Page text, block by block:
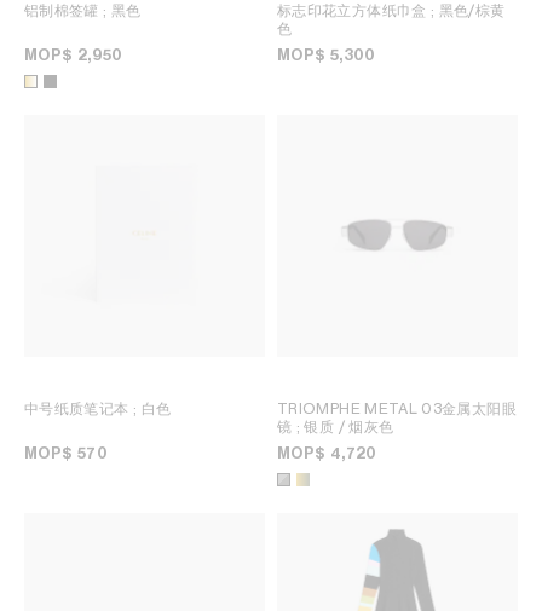
铝制棉签罐 ; 黑色
MOP$ 2,950
标志印花立方体纸巾盒 ; 黑色/棕黄
色
MOP$ 5,300
中号纸质笔记本 ; 白色
MOP$ 570
TRIOMPHE METAL 03金属太阳眼
镜 ; 银质 / 烟灰色
MOP$ 4,720